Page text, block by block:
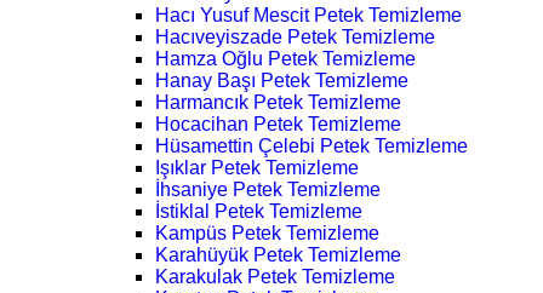
Hacı Yusuf Mescit Petek Temizleme
Hacıveyiszade Petek Temizleme
Hamza Oğlu Petek Temizleme
Hanay Başı Petek Temizleme
Harmancık Petek Temizleme
Hocacihan Petek Temizleme
Hüsamettin Çelebi Petek Temizleme
Işıklar Petek Temizleme
İhsaniye Petek Temizleme
İstiklal Petek Temizleme
Kampüs Petek Temizleme
Karahüyük Petek Temizleme
Karakulak Petek Temizleme